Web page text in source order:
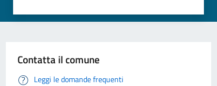
Contatta il comune
Leggi le domande frequenti